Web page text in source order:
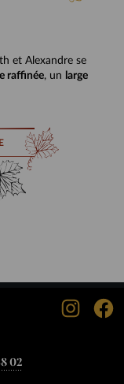
et Alexandre se
raffinée, un large
02